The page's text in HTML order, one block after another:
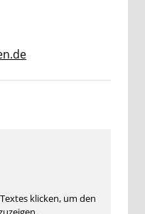
klicken, um den